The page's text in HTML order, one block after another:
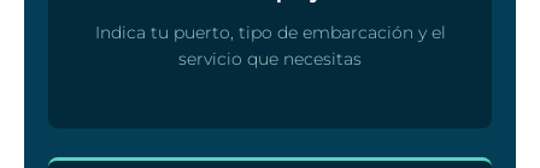
Indica tu puerto, tipo de embarcación y el
servicio que necesitas